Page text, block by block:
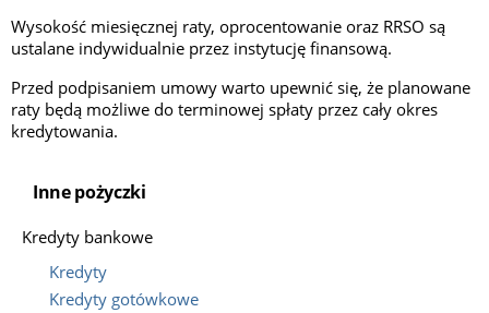
Wysokość miesięcznej raty, oprocentowanie oraz RRSO są
ustalane indywidualnie przez instytucję finansową.
Przed podpisaniem umowy warto upewnić się, że planowane
raty będą możliwe do terminowej spłaty przez cały okres
kredytowania.
Inne pożyczki
Kredyty bankowe
Kredyty
Kredyty gotówkowe